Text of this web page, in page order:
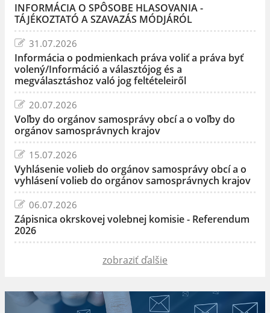
INFORMÁCIA O SPÔSOBE HLASOVANIA -
TÁJÉKOZTATÓ A SZAVAZÁS MÓDJÁRÓL
31.07.2026
Informácia o podmienkach práva voliť a práva byť
volený/Információ a választójog és a
megválasztáshoz való jog feltételeiről
20.07.2026
Voľby do orgánov samosprávy obcí a o voľby do
orgánov samosprávnych krajov
15.07.2026
Vyhlásenie volieb do orgánov samosprávy obcí a o
vyhlásení volieb do orgánov samosprávnych krajov
06.07.2026
Zápisnica okrskovej volebnej komisie - Referendum
2026
zobraziť ďalšie